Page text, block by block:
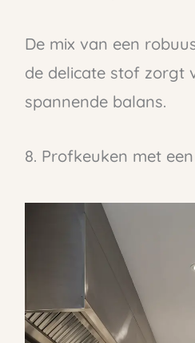
De mix van een
de delicate stof zorgt
spannende balans.
8. Profkeuken met